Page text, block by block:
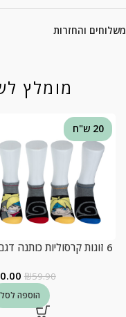
משלוחים והחזרות
מומלץ
20 ש"ח
6 זוגות קרסוליות כותנה דגם נאורוטו, מידה T
₪59.90
הוספה לסל